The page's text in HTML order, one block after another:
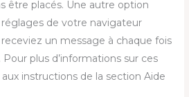
être placés. Une autre option
de votre navigateur
un message à chaque fois
Pour plus d’informations sur ces
instructions de la section Aide